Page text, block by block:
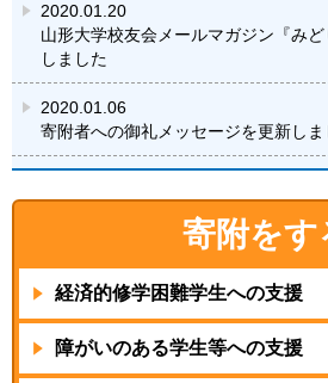
2020.01.20
山形大学校友会メールマガジン『み
しました
2020.01.06
寄附者への御礼メッセージを更新しま
寄附をす
経済的修学困難学生への支援
障がいのある学生等への支援